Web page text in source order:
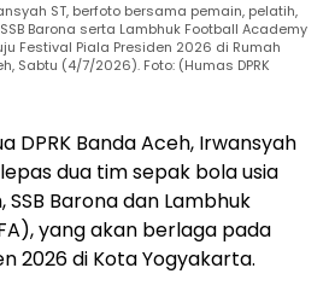
ST, berfoto bersama pemain, pelatih,
Barona serta Lambhuk Football Academy
Festival Piala Presiden 2026 di Rumah
Sabtu (4/7/2026). Foto: (Humas DPRK
DPRK Banda Aceh, Irwansyah
dua tim sepak bola usia
SSB Barona dan Lambhuk
yang akan berlaga pada
2026 di Kota Yogyakarta.